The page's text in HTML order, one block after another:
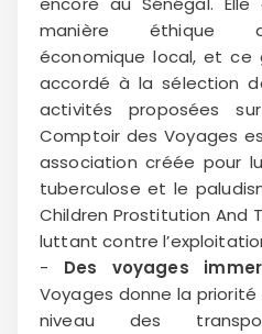
manière éthique
économique local, et ce
accordé à la sélection
activités proposées
Comptoir des Voyages
association créée pour
tuberculose et le
Children Prostitution And
luttant contre
- Des voyages
Voyages donne la
niveau des